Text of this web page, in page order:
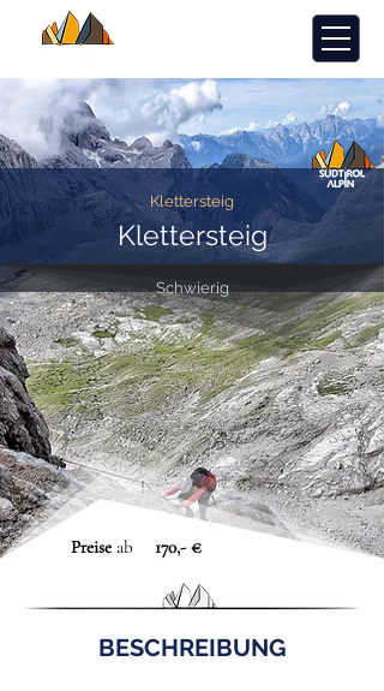
Klettersteig
Klettersteig
Schwierig
Preise ab 170,- €
BESCHREIBUNG